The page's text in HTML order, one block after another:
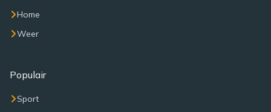
Home
Weer
Populair
Sport